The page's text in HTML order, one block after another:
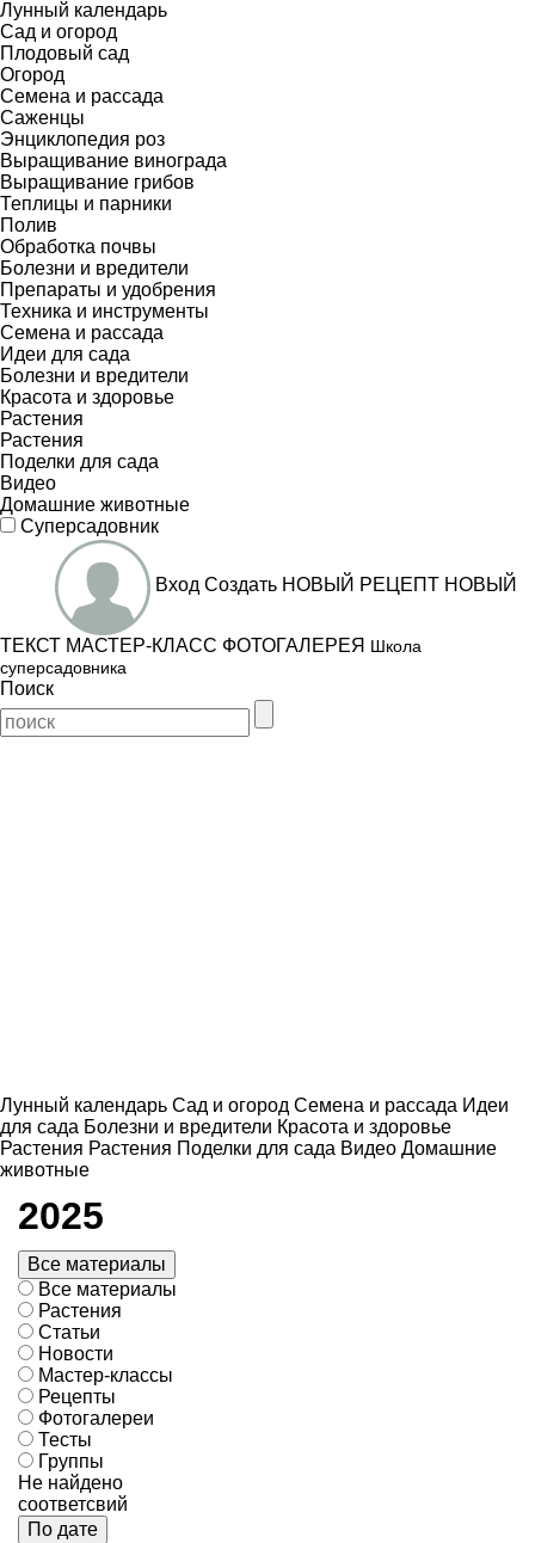
Лунный календарь
Сад и огород
Плодовый сад
Огород
Семена и рассада
Саженцы
Энциклопедия роз
Выращивание винограда
Выращивание грибов
Теплицы и парники
Полив
Обработка почвы
Болезни и вредители
Препараты и удобрения
Техника и инструменты
Семена и рассада
Идеи для сада
Болезни и вредители
Красота и здоровье
Растения
Растения
Поделки для сада
Видео
Домашние животные
Суперсадовник
Вход Создать НОВЫЙ РЕЦЕПТ НОВЫЙ
ТЕКСТ МАСТЕР-КЛАСС ФОТОГАЛЕРЕЯ Школа
суперсадовника
Поиск
Лунный календарь Сад и огород Семена и рассада Идеи
для сада Болезни и вредители Красота и здоровье
Растения Растения Поделки для сада Видео Домашние
животные
2025
Все материалы
Все материалы
Растения
Статьи
Новости
Мастер-классы
Рецепты
Фотогалереи
Тесты
Группы
Не найдено
соответсвий
По дате